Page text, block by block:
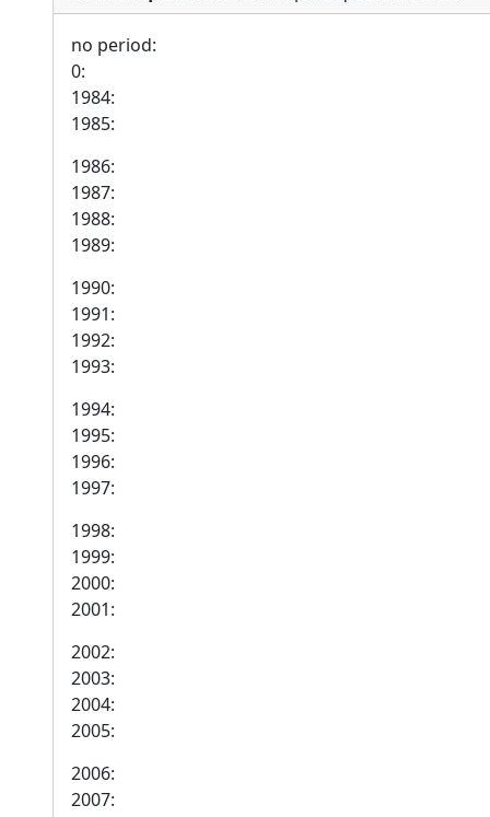
no period:
0:
1984:
1985:
1986:
1987:
1988:
1989:
1990:
1991:
1992:
1993:
1994:
1995:
1996:
1997:
1998:
1999:
2000:
2001:
2002:
2003:
2004:
2005:
2006:
2007: